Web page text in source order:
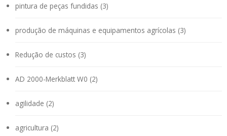
pintura de peças fundidas (3)
produção de máquinas e equipamentos agrícolas (3)
Redução de custos (3)
AD 2000-Merkblatt W0 (2)
agilidade (2)
agricultura (2)